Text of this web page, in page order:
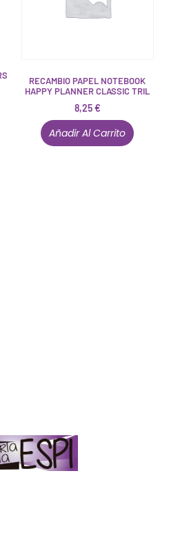
RECAMBIO PAPEL NOTEBOOK
HAPPY PLANNER CLASSIC TRIL
8,25€
Añadir Al Carrito